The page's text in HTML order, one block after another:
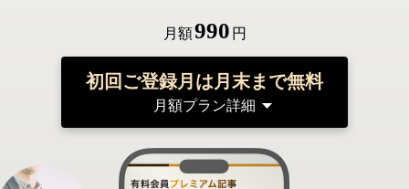
月額990 円
初回ご登録月は月末まで無料
月額プラン詳細